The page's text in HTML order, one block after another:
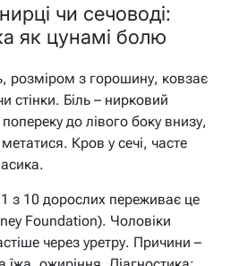
чи сечоводі:
як цунамі болю
розміром з горошину, ковзає
стінки. Біль – нирковий
до лівого боку внизу,
Кров у сечі, часте
з 10 дорослих переживає це
Foundation). Чоловіки
через уретру. Причини –